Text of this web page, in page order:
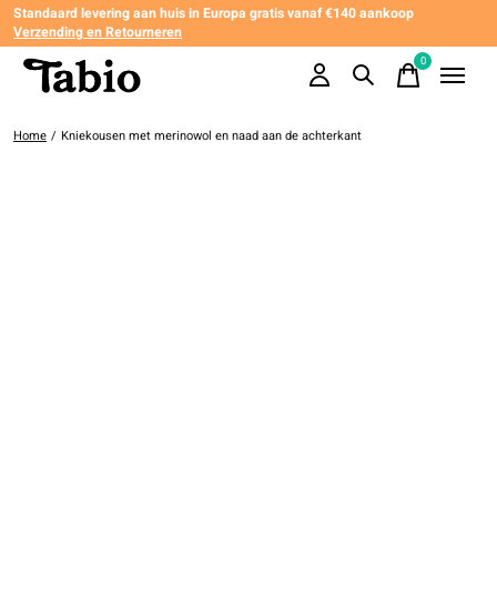
Standaard levering aan huis in Europa gratis vanaf €140 aankoop
Verzending en Retourneren
0items
Home / Kniekousen met merinowol en naad aan de achterkant